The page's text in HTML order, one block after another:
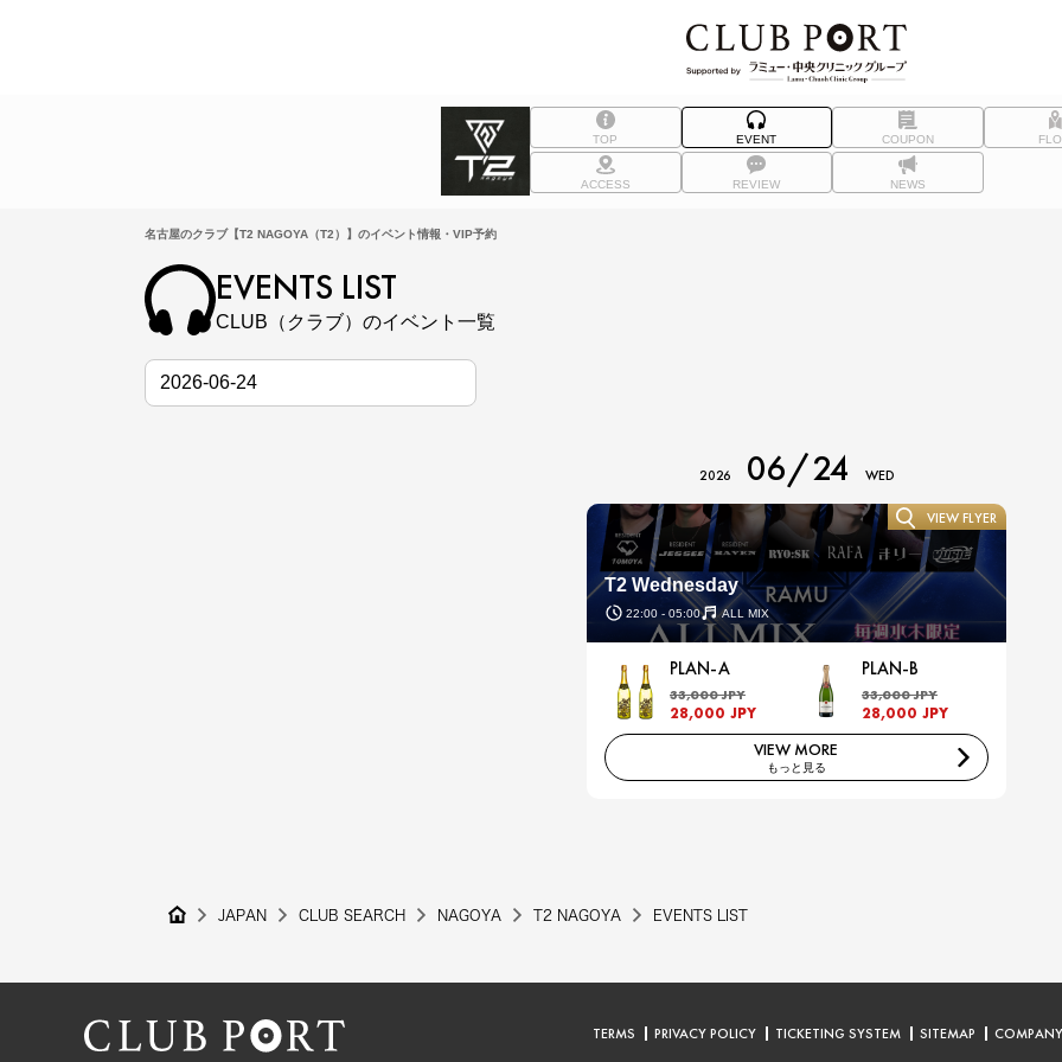
TOP EVENT COUPON
ACCESS REVIEW NEWS
名古屋のクラブ【T2 NAGOYA（T2）】のイベント情報・VIP予約
EVENTS LIST
CLUB（クラブ）のイベント一覧
2026 06/24 WED
T2 Wednesday
22:00 - 05:00 ALL MIX
VIEW FLYER
PLAN-A
33,000 JPY
28,000 JPY
PLAN-B
33,000 JPY
28,000 JPY
VIEW MORE
もっと見る
JAPAN CLUB SEARCH NAGOYA T2 NAGOYA EVENTS LIST
TERMS PRIVACY POLICY TICKETING SYSTEM SITEMAP COMPANY